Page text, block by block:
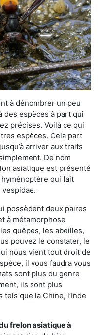
à dénombrer un peu
des espèces à part qui
précises. Voilà ce qui
espèces. Cela part
arriver aux traits
De nom
asiatique est présenté
qui fait
possèdent deux paires
à métamorphose
guêpes, les abeilles,
pouvez le constater, le
nous vient tout droit de
il vous faudra vous
sont plus du genre
ils sont plus
que la Chine, l’Inde
frelon asiatiqueà